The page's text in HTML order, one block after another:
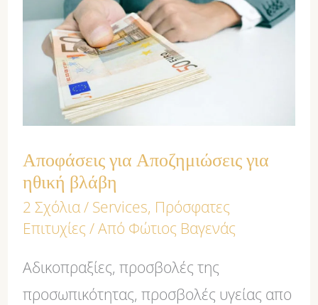
Αποφάσεις για Αποζημιώσεις για
ηθική βλάβη
2 Σχόλια/ Services, Πρόσφατες
Επιτυχίες / Από Φώτιος Βαγενάς
Αδικοπραξίες, προσβολές της
προσωπικότητας, προσβολές υγείας απο
Αποζημιώσεις
για
ηθική
βλάβη